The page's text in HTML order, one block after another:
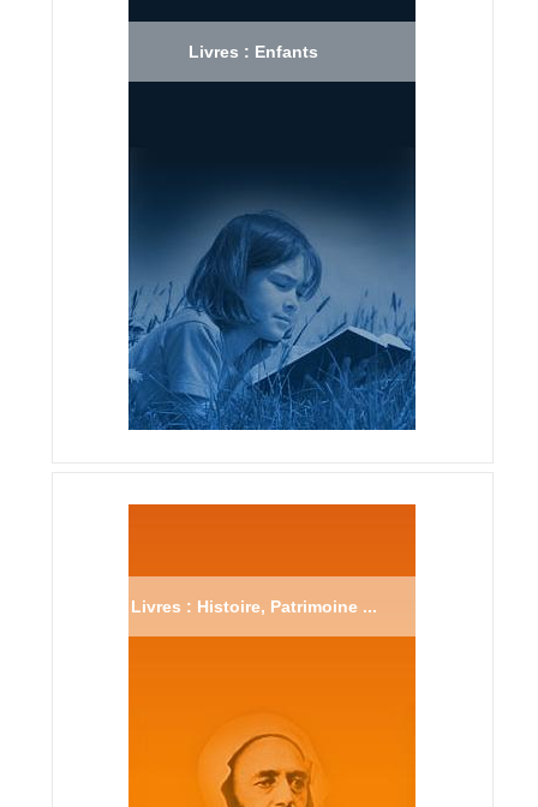
Livres : Enfants
Livres : Histoire, Patrimoine ...